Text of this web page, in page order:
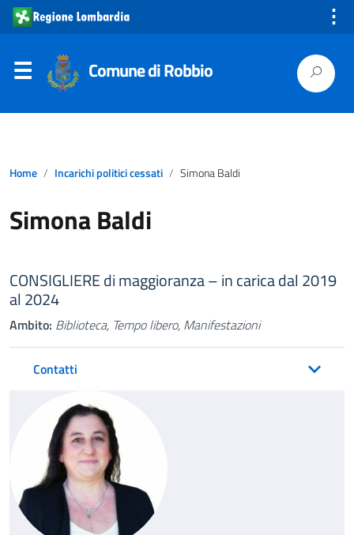
⋮
Comune di Robbio
Home Incarichi politici cessati Simona Baldi
Simona Baldi
CONSIGLIERE di maggioranza – in carica dal 2019
al 2024
Ambito: Biblioteca, Tempo libero, Manifestazioni
Contatti